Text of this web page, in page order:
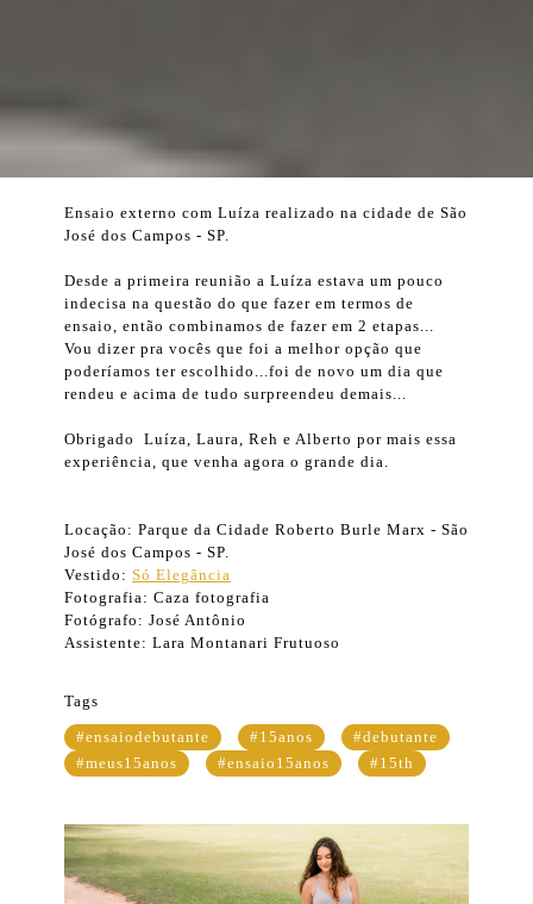
Ensaio externo com Luíza realizado na cidade de São
José dos Campos - SP.
Desde a primeira reunião a Luíza estava um pouco
indecisa na questão do que fazer em termos de
ensaio, então combinamos de fazer em 2 etapas...
Vou dizer pra vocês que foi a melhor opção que
poderíamos ter escolhido...foi de novo um dia que
rendeu e acima de tudo surpreendeu demais...
Obrigado Luíza, Laura, Reh e Alberto por mais essa
experiência, que venha agora o grande dia.
Locação: Parque da Cidade Roberto Burle Marx - São
José dos Campos - SP.
Vestido: Só Elegância
Fotografia: Caza fotografia
Fotógrafo: José Antônio
Assistente: Lara Montanari Frutuoso
Tags
#ensaiodebutante
#15anos
#debutante
#meus15anos
#ensaio15anos #15th